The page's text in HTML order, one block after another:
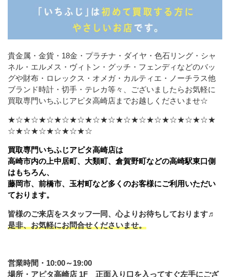
貴金属・金貨・18金・プラチナ・ダイヤ・色石リング・シャ
ネル・エルメス・ヴィトン・グッチ・フェンディなどのバッ
グや財布・ロレックス・オメガ・カルティエ・ノーチラス他
ブランド時計・切手・テレカ等々、ございましたらお気軽に
買取専門いちふじアピタ高崎店までお越しくださいませ☆
★☆★☆★☆★☆★☆★☆★☆★☆★☆★☆★☆★☆★☆★
☆★☆★☆★☆★☆★☆
買取専門いちふじアピタ高崎店は
高崎市内の上中居町、大類町、倉賀野町などの高崎駅東口側
はもちろん、
藤岡市、前橋市、玉村町など多くのお客様にご利用いただい
ております。
皆様のご来店をスタッフ一同、心よりお待ちしております♬
是非、お気軽にお問合せくださいませ。
営業時間・10:00～19:00
場所・アピタ高崎店 1F 正面入り口を入ってすぐ左手にござ